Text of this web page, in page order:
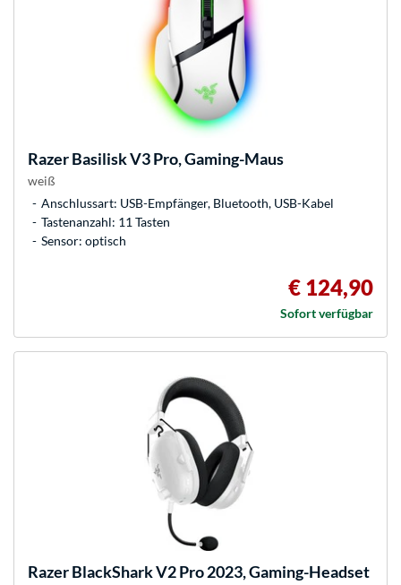
RazerBasilisk V3 Pro, Gaming-Maus
weiß
Anschlussart: USB-Empfänger, Bluetooth, USB-Kabel
Tastenanzahl: 11 Tasten
Sensor: optisch
€ 124,90
Sofort verfügbar
RazerBlackShark V2 Pro 2023, Gaming-Headset